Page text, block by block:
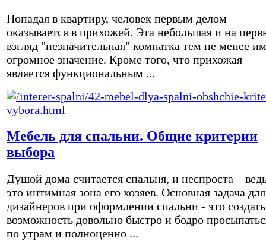
Попадая в квартиру, человек первым делом
оказывается в прихожей. Эта небольшая и на
взгляд "незначительная" комнатка тем не менее
огромное значение. Кроме того, что прихожая
является функциональным ...
Мебель для спальни. Общие критерии
выбора
Душой дома считается спальня, и неспроста –
это интимная зона его хозяев. Основная задача для
дизайнеров при оформлении спальни - это создать
возможность довольно быстро и бодро
по утрам и полноценно ...